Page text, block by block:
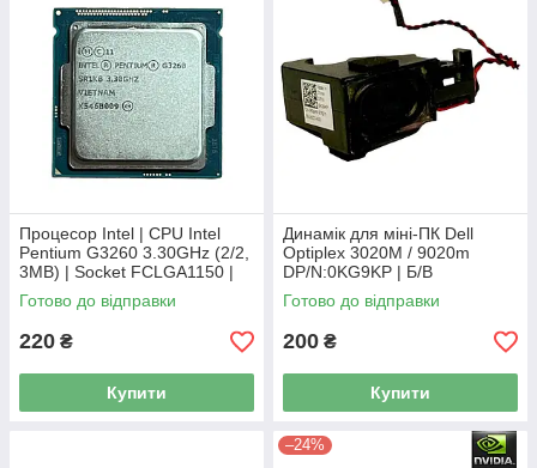
Процесор Intel | CPU Intel
Pentium G3260 3.30GHz (2/2,
3MB) | Socket FCLGA1150 |
SR1K8 Б/В
Готово до відправки
220 ₴
Купити
Динамік для міні-ПК Dell
Optiplex 3020M / 9020m
DP/N:0KG9KP | Б/В
Готово до відправки
200 ₴
Купити
–24%